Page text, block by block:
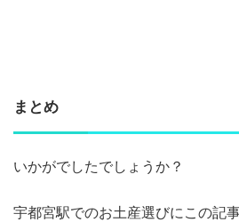
まとめ
いかがでしたでしょうか？
宇都宮駅でのお土産選びにこの記